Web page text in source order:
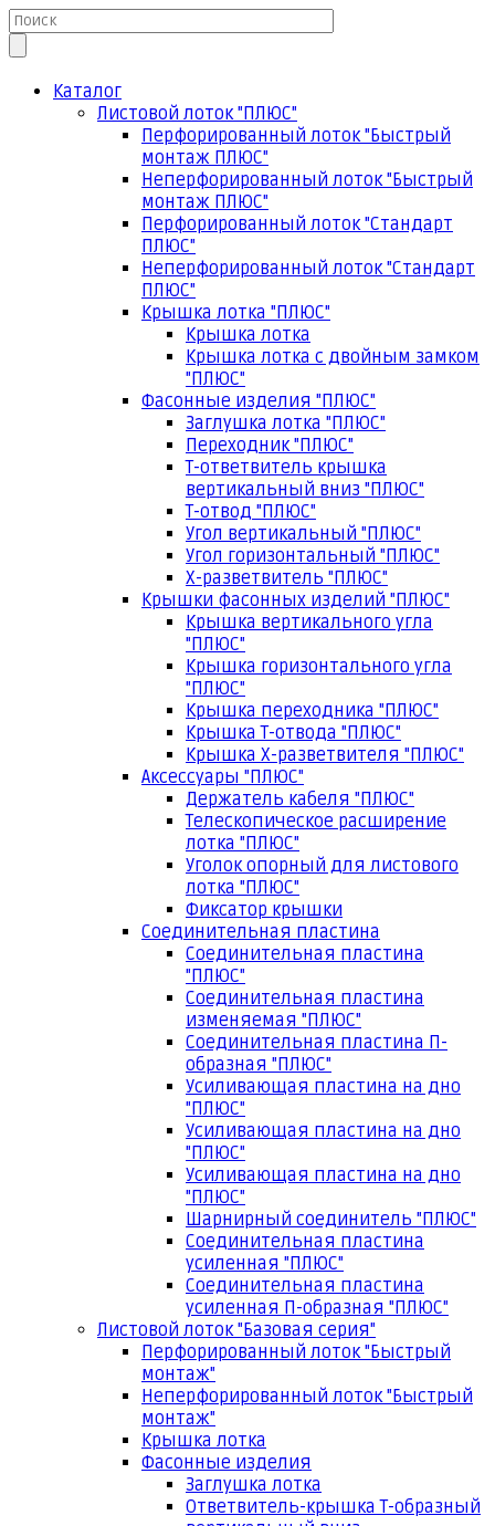
Каталог
Листовой лоток "ПЛЮС"
Перфорированный лоток "Быстрый
монтаж ПЛЮС"
Неперфорированный лоток "Быстрый
монтаж ПЛЮС"
Перфорированный лоток "Стандарт
ПЛЮС"
Неперфорированный лоток "Стандарт
ПЛЮС"
Крышка лотка "ПЛЮС"
Крышка лотка
Крышка лотка с двойным замком
"ПЛЮС"
Фасонные изделия "ПЛЮС"
Заглушка лотка "ПЛЮС"
Переходник "ПЛЮС"
Т-ответвитель крышка
вертикальный вниз "ПЛЮС"
Т-отвод "ПЛЮС"
Угол вертикальный "ПЛЮС"
Угол горизонтальный "ПЛЮС"
Х-разветвитель "ПЛЮС"
Крышки фасонных изделий "ПЛЮС"
Крышка вертикального угла
"ПЛЮС"
Крышка горизонтального угла
"ПЛЮС"
Крышка переходника "ПЛЮС"
Крышка Т-отвода "ПЛЮС"
Крышка Х-разветвителя "ПЛЮС"
Аксессуары "ПЛЮС"
Держатель кабеля "ПЛЮС"
Телескопическое расширение
лотка "ПЛЮС"
Уголок опорный для листового
лотка "ПЛЮС"
Фиксатор крышки
Соединительная пластина
Соединительная пластина
"ПЛЮС"
Соединительная пластина
изменяемая "ПЛЮС"
Соединительная пластина П-
образная "ПЛЮС"
Усиливающая пластина на дно
"ПЛЮС"
Усиливающая пластина на дно
"ПЛЮС"
Усиливающая пластина на дно
"ПЛЮС"
Шарнирный соединитель "ПЛЮС"
Соединительная пластина
усиленная "ПЛЮС"
Соединительная пластина
усиленная П-образная "ПЛЮС"
Листовой лоток "Базовая серия"
Перфорированный лоток "Быстрый
монтаж"
Неперфорированный лоток "Быстрый
монтаж"
Крышка лотка
Фасонные изделия
Заглушка лотка
Ответвитель-крышка Т-образный